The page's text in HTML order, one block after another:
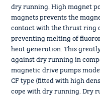
dry running. High magnet
magnets prevents the
contact with the thrust ring
preventing melting of
heat generation. This
against dry running in
magnetic drive pumps
CF type (fitted with high
cope with dry running. Dry